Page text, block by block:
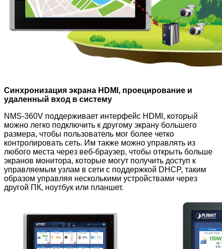
Синхронизация экрана HDMI, проецирование и
удаленный вход в систему
NMS-360V поддерживает интерфейс HDMI, который
можно легко подключить к другому экрану большего
размера, чтобы пользователь мог более четко
контролировать сеть. Им также можно управлять из
любого места через веб-браузер, чтобы открыть больше
экранов монитора, которые могут получить доступ к
управляемым узлам в сети с поддержкой DHCP, таким
образом управляя несколькими устройствами через
другой ПК, ноутбук или планшет.